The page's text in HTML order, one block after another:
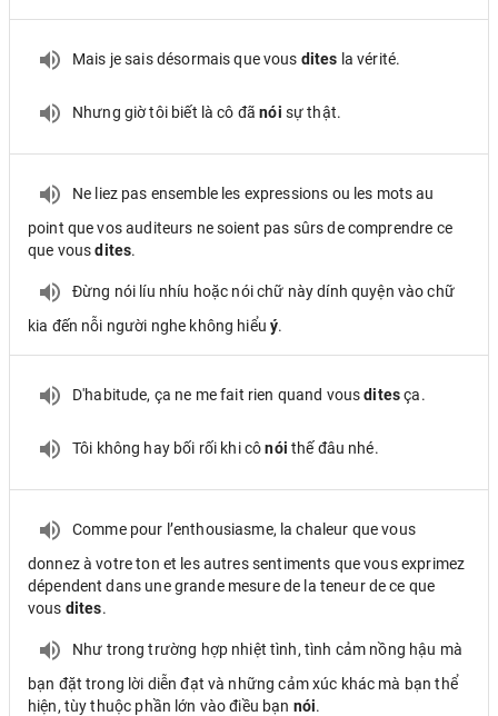
Mais je sais désormais que vous dites la vérité.
Nhưng giờ tôi biết là cô đãnói sự thật.
Ne liez pas ensemble les expressions ou les mots au
point que vos auditeurs ne soient pas sûrs de comprendre ce
que vousdites.
Đừng nói líu nhíu hoặc nói chữ này dính quyện vào chữ
kia đến nỗi người nghe không hiểuý.
D'habitude, ça ne me fait rien quand vousditesça.
Tôi không hay bối rối khi cônói thế đâu nhé.
Comme pour l’enthousiasme, la chaleur que vous
donnez à votre ton et les autres sentiments que vous exprimez
dépendent dans une grande mesure de la teneur de ce que
vous dites.
Như trong trường hợp nhiệt tình, tình cảm nồng hậu mà
bạn đặt trong lời diễn đạt và những cảm xúc khác mà bạn thể
hiện, tùy thuộc phần lớn vào điều bạn nói.